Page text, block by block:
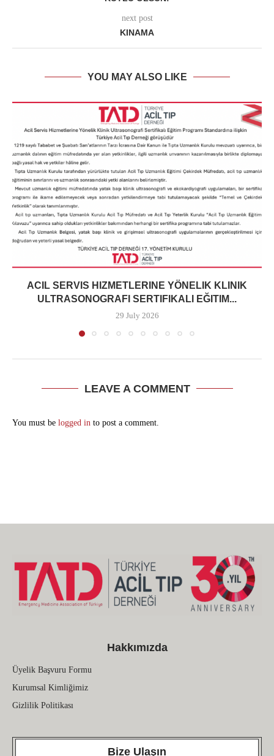
next post
KINAMA
YOU MAY ALSO LIKE
ACIL SERVIS HIZMETLERINE YÖNELIK KLINIK
ULTRASONOGRAFI SERTIFIKALI EĞITIM...
29 July 2026
LEAVE A COMMENT
You must be logged in to post a comment.
Hakkımızda
Üyelik Başvuru Formu
Kurumsal Kimliğimiz
Gizlilik Politikası
Bize Ulaşın